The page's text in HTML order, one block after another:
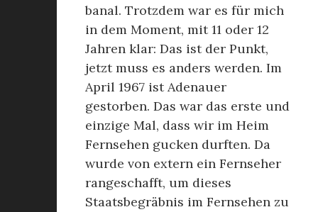
banal. Trotzdem war es für mich
in dem Moment, mit 11 oder 12
Jahren klar: Das ist der Punkt,
jetzt muss es anders werden. Im
April 1967 ist Adenauer
gestorben. Das war das erste und
einzige Mal, dass wir im Heim
Fernsehen gucken durften. Da
wurde von extern ein Fernseher
rangeschafft, um dieses
Staatsbegräbnis im Fernsehen zu